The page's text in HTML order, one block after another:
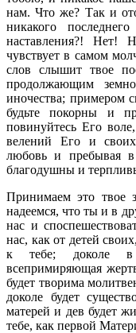
нам. Что же? Так и
никакого
наставления?! Нет!
чувствует в самом
слов слышит твое
продолжающим
иночества; примером
будьте покорны и
повинуйтесь Его
велений Его и
любовь и пребывая в
благодушны и
Принимаем это твое
надеемся, что ты и в
нас и
нас, как от детей
к тебе; доколе в
всепримиряющая
будет творима
доколе будет
матерей и дев будет
тебе, как первой